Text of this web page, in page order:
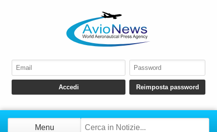
Menu